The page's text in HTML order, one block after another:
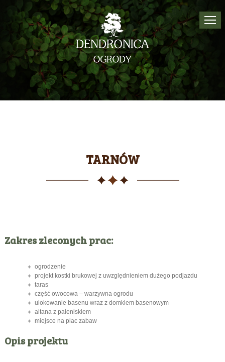
TARNÓW
Zakres zleconych prac:
ogrodzenie
projekt kostki brukowej z uwzględnieniem dużego podjazdu
taras
część owocowa – warzywna ogrodu
ulokowanie basenu wraz z domkiem basenowym
altana z paleniskiem
miejsce na plac zabaw
Opis projektu